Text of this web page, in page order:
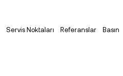
Servis Noktaları Referanslar Basın